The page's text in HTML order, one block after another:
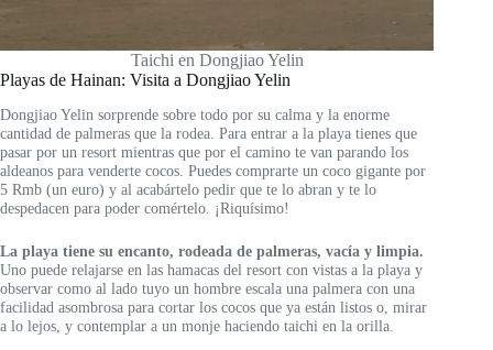
Taichi en Dongjiao Yelin
Playas de Hainan: Visita a Dongjiao Yelin
Dongjiao Yelin sorprende sobre todo por su calma y la enorme
cantidad de palmeras que la rodea. Para entrar a la playa tienes que
pasar por un resort mientras que por el camino te van parando los
aldeanos para venderte cocos. Puedes comprarte un coco gigante por
5 Rmb (un euro) y al acabártelo pedir que te lo abran y te lo
despedacen para poder comértelo. ¡Riquísimo!
La playa tiene su encanto, rodeada de palmeras, vacía y limpia.
Uno puede relajarse en las hamacas del resort con vistas a la playa y
observar como al lado tuyo un hombre escala una palmera con una
facilidad asombrosa para cortar los cocos que ya están listos o, mirar
a lo lejos, y contemplar a un monje haciendo taichi en la orilla.